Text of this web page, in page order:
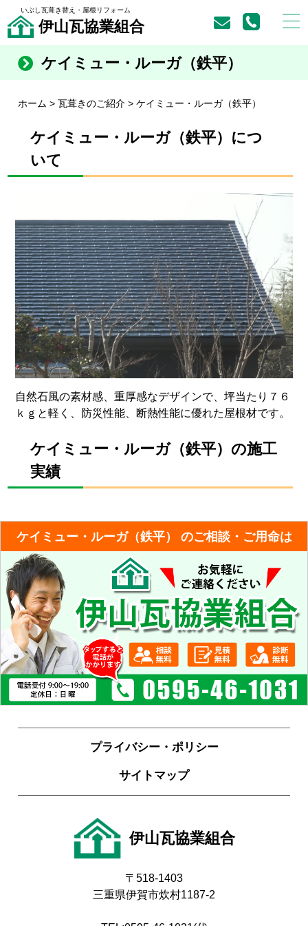
いぶし瓦葺き替え・屋根リフォーム
伊山瓦協業組合
ケイミュー・ルーガ（鉄平）
ホーム > 瓦葺きのご紹介> ケイミュー・ルーガ（鉄平）
ケイミュー・ルーガ（鉄平）につ
いて
自然石風の素材感、重厚感なデザインで、坪当たり７６
ｋｇと軽く、防災性能、断熱性能に優れた屋根材です。
ケイミュー・ルーガ（鉄平）の施工
実績
ケイミュー・ルーガ（鉄平） のご相談・ご用命は
プライバシー・ポリシー
サイトマップ
伊山瓦協業組合
〒518-1403
三重県伊賀市炊村1187-2